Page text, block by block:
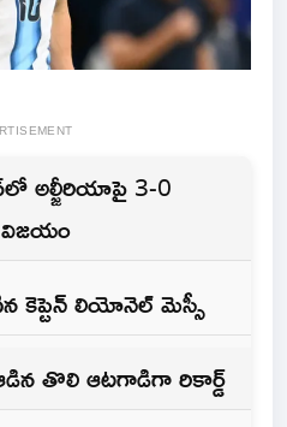
అల్జీరియాపై 3-0
కెప్టెన్ లియోనెల్ మెస్సీ
ఆడిన తొలి ఆటగాడిగా రికార్డ్‌